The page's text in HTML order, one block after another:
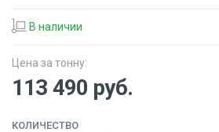
В наличии
Цена за тонну:
113 490 руб.
КОЛИЧЕСТВО